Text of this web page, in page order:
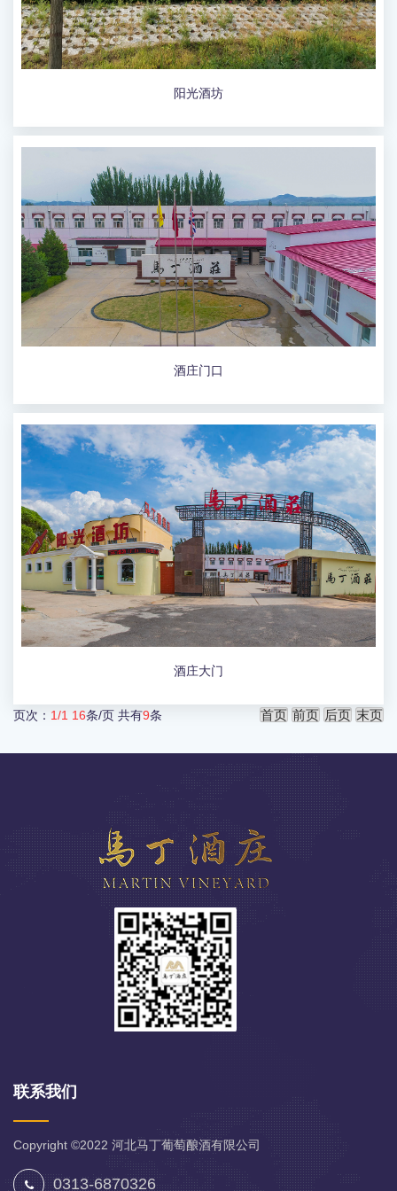
阳光酒坊
酒庄门口
酒庄大门
页次： 1/1 16条/页 共有9条
联系我们
Copyright ©2022 河北马丁葡萄酿酒有限公司
0313-6870326